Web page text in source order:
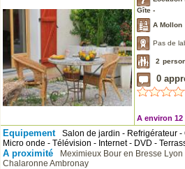
Gîte -
A Mollon
Pas de
2
0
A environ
Equipement
Salon de jardin - Refrigérateur
Micro onde - Télévision - Internet - DVD -
A proximité Meximieux Bour en Bresse Lyon
Chalaronne Ambronay